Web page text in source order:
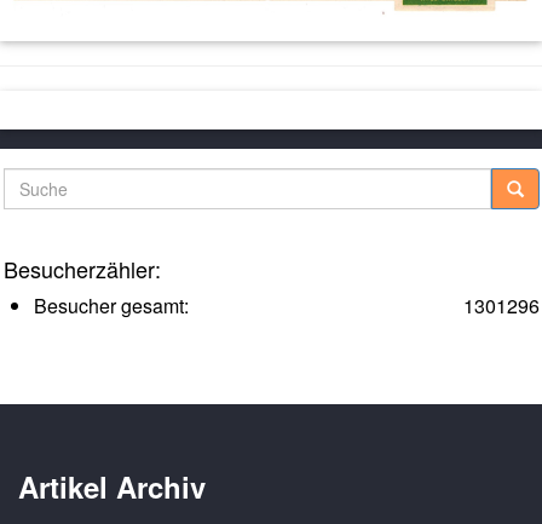
Suche
Besucherzähler:
1301296
Besucher gesamt:
Artikel Archiv